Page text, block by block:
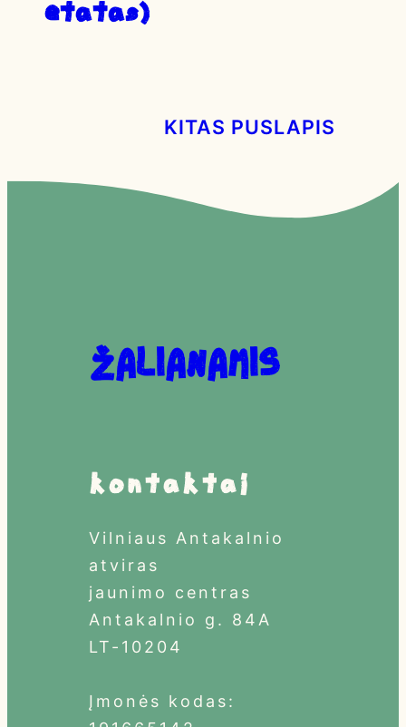
ETATAS)
KITAS PUSLAPIS
Žalianamis
Kontaktai
Vilniaus Antakalnio
atviras
jaunimo centras
Antakalnio g. 84A
LT-10204
Įmonės kodas: